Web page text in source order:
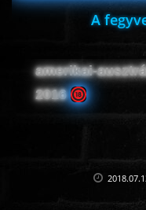
KATASZTRÓFA
CSALÁDI
WESTERN
DOKUMENTUMFILMEK
A
amerikai-
2016